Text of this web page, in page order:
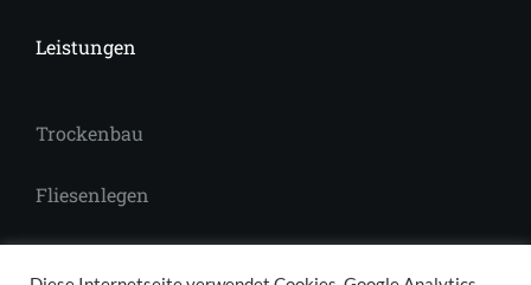
Leistungen
Trockenbau
Fliesenlegen